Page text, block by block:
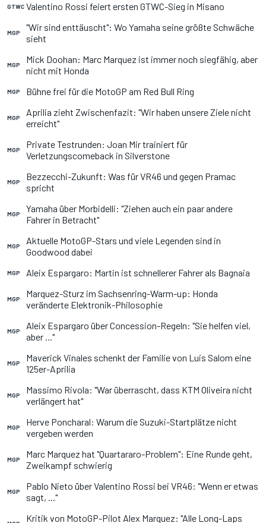
GTWC Valentino Rossi feiert ersten GTWC-Sieg in Misano
MGP
"Wir sind enttäuscht": Wo Yamaha seine größte Schwäche
sieht
MGP
Mick Doohan: Marc Marquez ist immer noch siegfähig, aber
nicht mit Honda
MGP Bühne frei für die MotoGP am Red Bull Ring
MGP
Aprilia zieht Zwischenfazit: "Wir haben unsere Ziele nicht
erreicht"
MGP
Private Testrunden: Joan Mir trainiert für
Verletzungscomeback in Silverstone
MGP
Bezzecchi-Zukunft: Was für VR46 und gegen Pramac
spricht
MGP
Yamaha über Morbidelli: "Ziehen auch ein paar andere
Fahrer in Betracht"
MGP
Aktuelle MotoGP-Stars und viele Legenden sind in
Goodwood dabei
MGP Aleix Espargaro: Martin ist schnellerer Fahrer als Bagnaia
MGP
Marquez-Sturz im Sachsenring-Warm-up: Honda
veränderte Elektronik-Philosophie
MGP
Aleix Espargaro über Concession-Regeln: "Sie helfen viel,
aber ..."
MGP
Maverick Vinales schenkt der Familie von Luis Salom eine
125er-Aprilia
MGP
Massimo Rivola: "War überrascht, dass KTM Oliveira nicht
verlängert hat"
MGP
Herve Poncharal: Warum die Suzuki-Startplätze nicht
vergeben werden
MGP
Marc Marquez hat "Quartararo-Problem": Eine Runde geht,
Zweikampf schwierig
MGP
Pablo Nieto über Valentino Rossi bei VR46: "Wenn er etwas
sagt, ..."
Kritik von MotoGP-Pilot Alex Marquez: "Alle Long-Laps